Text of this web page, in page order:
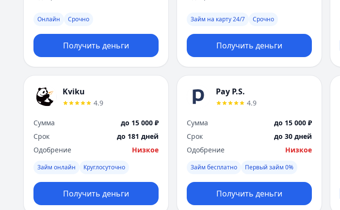
Онлайн Срочно
Получить деньги
Займ на карту 24/7 Срочно
Получить деньги
Kviku
4.9
Сумма
до 15 000 ₽
Срок
до 181 дней
Одобрение
Низкое
Займ онлайн Круглосуточно
Получить деньги
Pay P.S.
4.9
Сумма
до 15 000 ₽
Срок
до 30 дней
Одобрение
Низкое
Займ бесплатно Первый займ 0%
Получить деньги